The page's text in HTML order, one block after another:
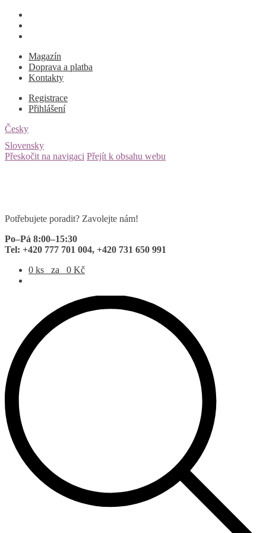
Magazín
Doprava a platba
Kontakty
Registrace
Přihlášení
Česky
Slovensky
Přeskočit na navigaci Přejít k obsahu webu
Potřebujete poradit? Zavolejte nám!
Po–Pá 8:00–15:30
Tel: +420 777 701 004, +420 731 650 991
0 ks
za 0 Kč